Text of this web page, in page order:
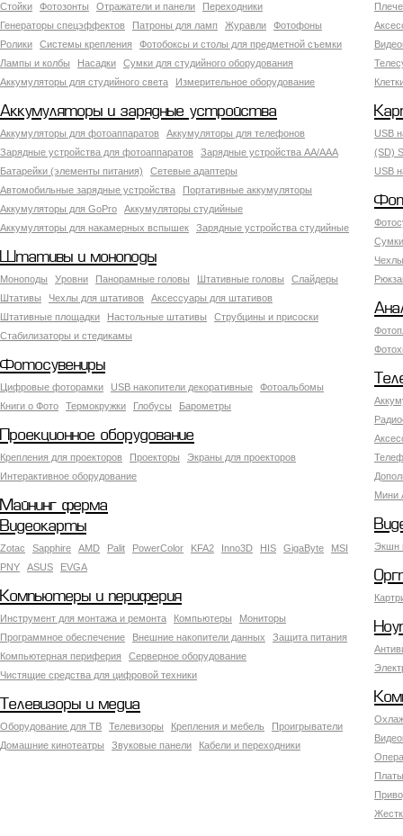
Стойки
Фотозонты Отражатели и панели
Переходники
Генераторы спецэффектов
Патроны для ламп Журавли
Фотофоны
Ролики
Системы крепления
Фотобоксы и столы для предметной съемки
Лампы и колбы
Насадки
Сумки для студийного оборудования
Аккумуляторы для студийного света
Измерительное оборудование
Аккумуляторы и зарядные устройства
Аккумуляторы для фотоаппаратов
Аккумуляторы для телефонов
Зарядные устройства для фотоаппаратов
Зарядные устройства AA/AAA
Батарейки (элементы питания)
Сетевые адаптеры
Автомобильные зарядные устройства
Портативные аккумуляторы
Аккумуляторы для GoPro
Аккумуляторы студийные
Аккумуляторы для накамерных вспышек
Зарядные устройства студийные
USB
(SD)
USB
Штативы и моноподы
Моноподы Уровни Панорамные головы Штативные головы
Слайдеры
Штативы
Чехлы для штативов
Аксессуары для штативов
Штативные площадки
Настольные штативы
Струбцины и присоски
Стабилизаторы и стедикамы
Фотосувениры
Цифровые фоторамки USB накопители декоративные
Фотоальбомы
Книги о Фото
Термокружки Глобусы Барометры
Мини
Проекционное оборудование
Крепления для проекторов Проекторы
Экраны для проекторов
Интерактивное оборудование
Майнинг ферма
Экшн
Видеокарты
Zotac Sapphire AMD Palit PowerColor KFA2 Inno3D HIS GigaByte
MSI
PNY
ASUS EVGA
Компьютеры и периферия
Инструмент для монтажа и ремонта Компьютеры
Мониторы
Программное обеспечение
Внешние накопители данных
Защита питания
Компьютерная периферия
Серверное оборудование
Чистящие средства для цифровой техники
Телевизоры и медиа
Оборудование для ТВ Телевизоры Крепления и мебель
Проигрыватели
Домашние кинотеатры
Звуковые панели Кабели и переходники